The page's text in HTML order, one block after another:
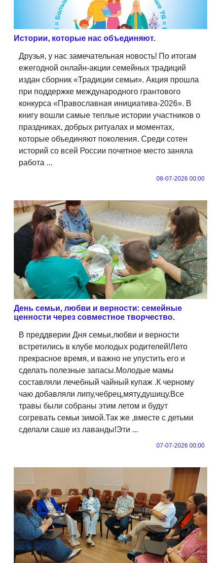
Истории, которые нас объединяют.
Друзья, у нас замечательная новость! По итогам
ежегодной онлайн-акции семейных традиций
издан сборник «Традиции семьи». Акция прошла
при поддержке международного грантового
конкурса «Православная инициатива-2026». В
книгу вошли самые теплые истории участников о
праздниках, добрых ритуалах и моментах,
которые объединяют поколения. Среди сотен
историй со всей России почетное место заняла
работа ...
08-07-2026 00:00
День семьи, любви и верности: семейные
ценности через совместное творчество.
В преддверии Дня семьи,любви и верности
встретились в клубе молодых родителей!Лето
прекрасное время, и важно не упустить его и
сделать полезные запасы.Молодые мамы
составляли лечебный чайный купаж .К черному
чаю добавляли липу,чебрец,мяту,душицу.Все
травы были собраны этим летом и будут
согревать семьи зимой.Так же ,вместе с детьми
сделали саше из лаванды!Эти ...
07-07-2026 00:00